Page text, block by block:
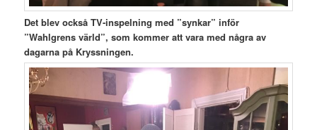
Det blev också TV-inspelning med ”synkar” inför
”Wahlgrens värld”, som kommer att vara med några av
dagarna på Kryssningen.